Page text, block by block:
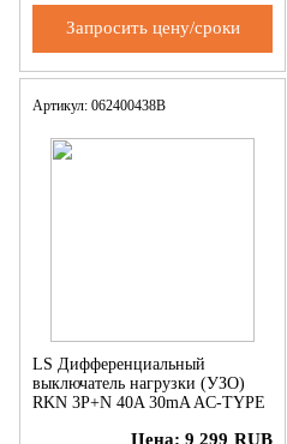
Запросить цену/сроки
Артикул: 062400438B
LS Дифференциальный
выключатель нагрузки (УЗО)
RKN 3P+N 40A 30mA AC-TYPE
Цена: 9 299 RUB